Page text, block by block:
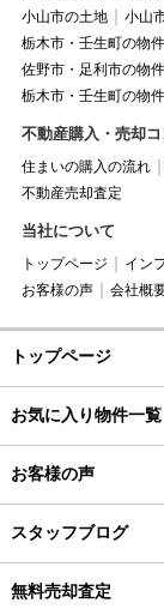
小山市の土地
小山
栃木市・壬生町の物件
佐野市・足利市の物件
栃木市・壬生町の物件
不動産購入・売却
住まいの購入の流れ
不動産売却査定
当社について
トップページ イン
お客様の声
会社概
トップページ
お気に入り物件一覧
お客様の声
スタッフブログ
無料売却査定